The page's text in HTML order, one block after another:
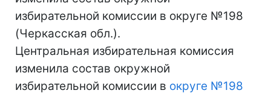
избирательной комиссии в округе №198
(Черкасская обл.).
Центральная избирательная комиссия
изменила состав окружной
избирательной комиссии в округе №198